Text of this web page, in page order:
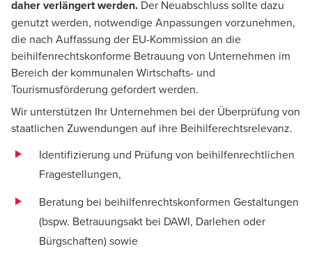
daher verlängert werden. Der Neuabschluss sollte dazu
genutzt werden, notwendige Anpassungen vorzunehmen,
die nach Auffassung der EU-Kommission an die
beihilfenrechtskonforme Betrauung von Unternehmen im
Bereich der kommunalen Wirtschafts- und
Tourismusförderung gefordert werden.
Wir unterstützen Ihr Unternehmen bei der Überprüfung von
staatlichen Zuwendungen auf ihre Beihilferechtsrelevanz.
Identifizierung und Prüfung von beihilfenrechtlichen
Fragestellungen,
Beratung bei beihilfenrechtskonformen Gestaltungen
(bspw. Betrauungsakt bei DAWI, Darlehen oder
Bürgschaften) sowie